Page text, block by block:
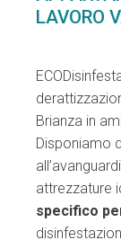
LAVORO
Brianza in
Disponiamo
attrezzature
specifico